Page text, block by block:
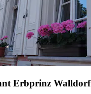
Erbprinz Walldorf